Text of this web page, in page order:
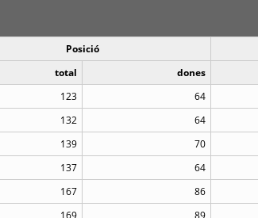
Posició
total dones
123 64
132 64
139 70
137 64
167 86
169 89